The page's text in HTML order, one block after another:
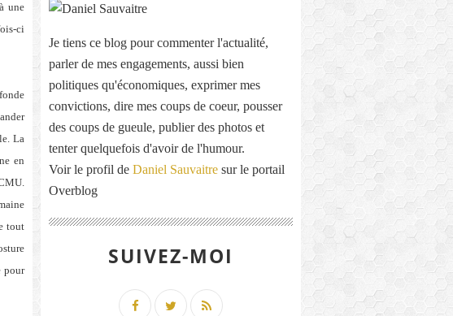
une
ci
La
en
tout
pour
Je tiens ce blog pour commenter l'actualité,
parler de mes engagements, aussi bien
politiques qu'économiques, exprimer mes
convictions, dire mes coups de coeur, pousser
des coups de gueule, publier des photos et
tenter quelquefois d'avoir de l'humour.
Voir le profil de Daniel Sauvaitre sur le portail
Overblog
SUIVEZ-MOI